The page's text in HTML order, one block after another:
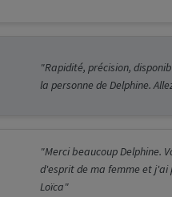
"Rapidité, précision,
la personne de Delphine.
"Merci beaucoup Delphine.
d'esprit de ma femme et j'ai
Loïca"